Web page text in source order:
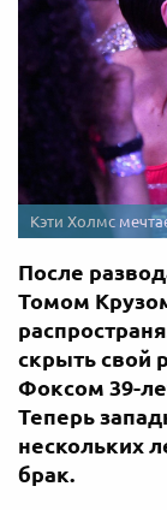
Кэти Холмс
После
Томом
скрыть свой
Фоксом 39-
Теперь
нескольких
брак.